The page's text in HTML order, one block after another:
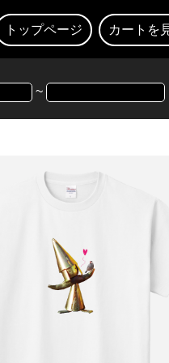
トップページ カートを
~